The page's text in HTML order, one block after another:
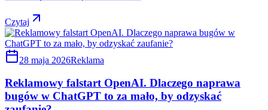
Czytaj
28 maja 2026Reklama
Reklamowy falstart OpenAI. Dlaczego naprawa
bugów w ChatGPT to za mało, by odzyskać